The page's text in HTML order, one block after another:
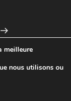
meilleure
nous utilisons ou
des cookies